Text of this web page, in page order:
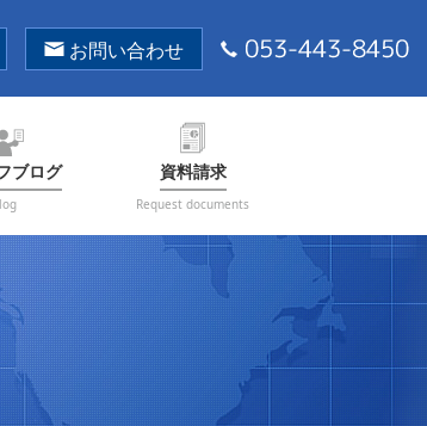
お問い合わせ
ブログ 資料請求
Request documents